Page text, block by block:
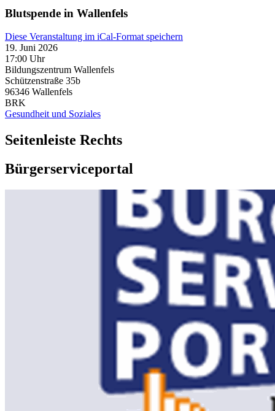
Blutspende in Wallenfels
Diese Veranstaltung im iCal-Format speichern
19. Juni 2026
17:00 Uhr
Bildungszentrum Wallenfels
Schützenstraße 35b
96346 Wallenfels
BRK
Gesundheit und Soziales
Seitenleiste Rechts
Bürgerserviceportal